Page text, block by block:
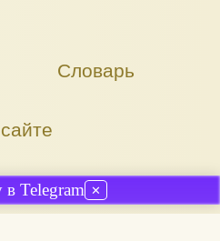
Словарь
Telegram ✕